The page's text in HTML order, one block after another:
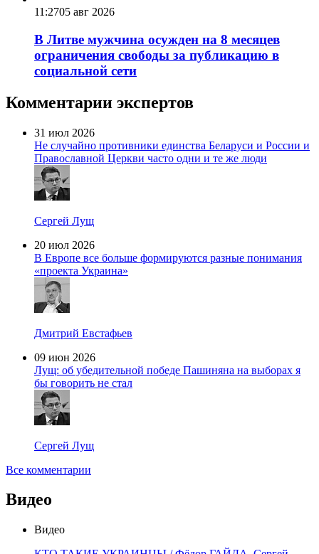
11:2705 авг 2026
В Литве мужчина осужден на 8 месяцев
ограничения свободы за публикацию в
социальной сети
Комментарии экспертов
31 июл 2026
Не случайно противники единства Беларуси и России и
Православной Церкви часто одни и те же люди
Сергей Лущ
20 июл 2026
В Европе все больше формируются разные понимания
«проекта Украина»
Дмитрий Евстафьев
09 июн 2026
Лущ: об убедительной победе Пашиняна на выборах я
бы говорить не стал
Сергей Лущ
Все комментарии
Видео
Видео